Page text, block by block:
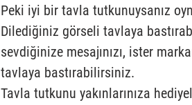
Peki iyi bir tavla tutkunuysanız
Dilediğiniz görseli tavlaya
sevdiğinize mesajınızı, ister
tavlaya bastırabilirsiniz.
Tavla tutkunu yakınlarınıza